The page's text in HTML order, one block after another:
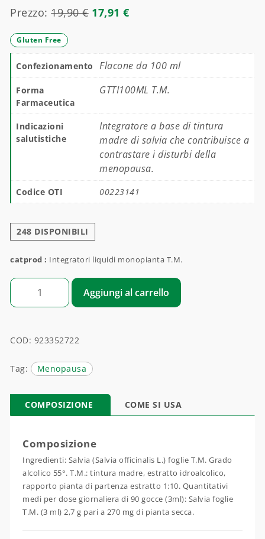
Prezzo:19,90€ 17,91€
Gluten Free
Confezionamento Flacone da 100 ml
Forma
Farmaceutica
GTTI100ML T.M.
Indicazioni
salutistiche
Integratore a base di tintura
madre di salvia che contribuisce a
contrastare i disturbi della
menopausa.
Codice OTI 00223141
248 DISPONIBILI
catprod : Integratori liquidi monopianta T.M.
SALVIA OFFICINALIS (SALVIA) foglie quantità
Aggiungi al carrello
COD: 923352722
Tag: Menopausa
COMPOSIZIONE COME SI USA
Composizione
Ingredienti: Salvia (Salvia officinalis L.) foglie T.M. Grado
alcolico 55°. T.M.: tintura madre, estratto idroalcolico,
rapporto pianta di partenza estratto 1:10. Quantitativi
medi per dose giornaliera di 90 gocce (3ml): Salvia foglie
T.M. (3 ml) 2,7 g pari a 270 mg di pianta secca.